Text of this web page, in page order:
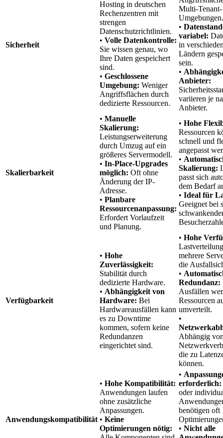
Sicherheit
Hosting in deutschen
Rechenzentren mit
strengen
Datenschutzrichtlinien.
• Volle Datenkontrolle:
Sie wissen genau, wo
Ihre Daten gespeichert
sind.
• Geschlossene
Umgebung: Weniger
Angriffsflächen durch
dedizierte Ressourcen.
Multi-Tenant-
Umgebungen.
•
variabel:
in
Ländern
sein.
•
Anbieter:
variieren je
Anbieter.
Skalierbarkeit
• Manuelle
Skalierung:
Leistungserweiterung
durch Umzug auf ein
größeres Servermodell.
• In-Place-Upgrades
möglich: Oft ohne
Änderung der IP-
Adresse.
• Planbare
Ressourcenanpassung:
Erfordert Vorlaufzeit
und Planung.
• Hohe
Ressourcen
schnell und
angepasst
•
Skalierung:
passt sich
dem Bedarf
• Ideal für
Geeignet bei
Verfügbarkeit
• Hohe
Zuverlässigkeit:
Stabilität durch
dedizierte Hardware.
• Abhängigkeit von
Hardware: Bei
Hardwareausfällen kann
es zu Downtime
kommen, sofern keine
Redundanzen
eingerichtet sind.
• Hohe
mehrere
die
•
Redundanz:
Ausfällen
Ressourcen
umverteilt.
•
Abhängig
die zu
können.
Anwendungskompatibilität
• Hohe Kompatibilität:
Anwendungen laufen
ohne zusätzliche
Anpassungen.
• Keine
Optimierungen nötig:
•
erforderlich:
oder
benötigen oft
• Nicht alle